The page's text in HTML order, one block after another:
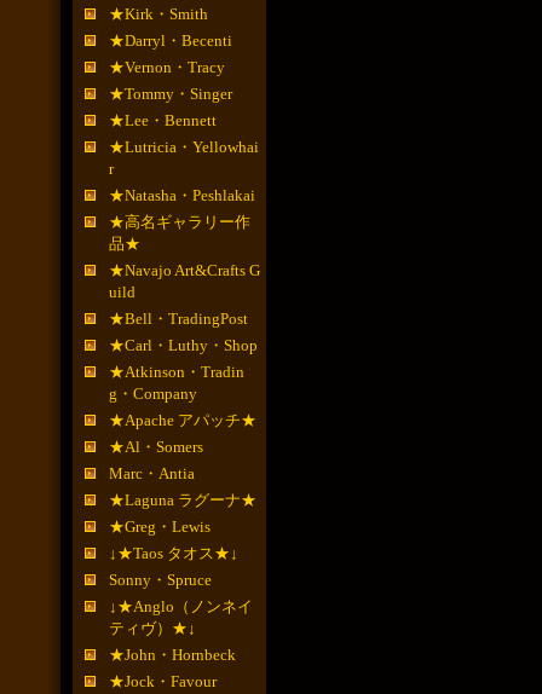
★Kirk・Smith
★Darryl・Becenti
★Vernon・Tracy
★Tommy・Singer
★Lee・Bennett
★Lutricia・Yellowhai
r
★Natasha・Peshlakai
★高名ギャラリー作
品★
★Navajo Art&Crafts G
uild
★Bell・TradingPost
★Carl・Luthy・Shop
★Atkinson・Tradin
g・Company
★Apache アパッチ★
★Al・Somers
Marc・Antia
★Laguna ラグーナ★
★Greg・Lewis
↓★Taos タオス★↓
Sonny・Spruce
↓★Anglo（ノンネイ
ティヴ）★↓
★John・Hornbeck
★Jock・Favour